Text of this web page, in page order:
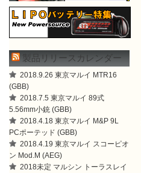
製品リリースカレンダー
2018.9.26 東京マルイ MTR16
(GBB)
2018.7.5 東京マルイ 89式
5.56mm小銃 (GBB)
2018.4.18 東京マルイ M&P 9L
PCポーテッド (GBB)
2018.4.19 東京マルイ スコーピオ
ン Mod.M (AEG)
2018未定 マルシン トーラスレイ